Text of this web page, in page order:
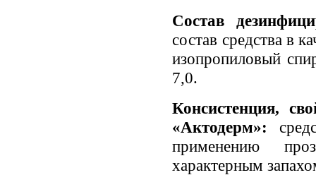
Состав
состав средства в
изопропиловый
7,0.
Консистенция,
«Актодерм»:
применению
характерным